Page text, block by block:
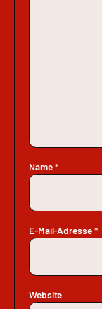
Name*
E-Mail-Adresse*
Website